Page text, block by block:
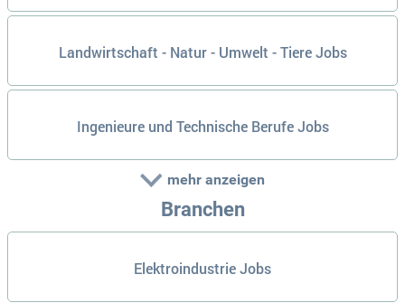
Landwirtschaft - Natur - Umwelt - Tiere Jobs
Ingenieure und Technische Berufe Jobs
mehr anzeigen
Branchen
Elektroindustrie Jobs